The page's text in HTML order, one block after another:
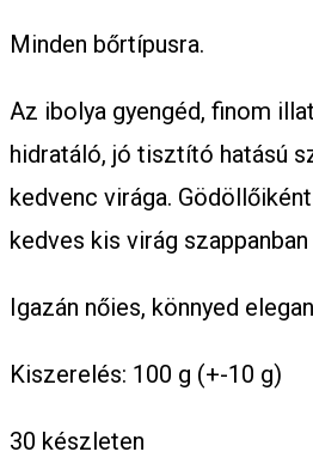
Minden bőrtípusra.
Az ibolya gyengéd, finom
hidratáló, jó tisztító hatású
kedvenc virága.
kedves kis virág
Igazán nőies, könnyed
Kiszerelés: 100 g (+-10 g)
30 készleten